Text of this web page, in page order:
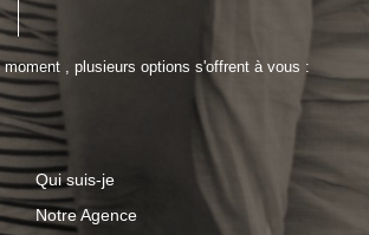
, plusieurs options s'offrent à vous :
Qui suis-je
Notre Agence